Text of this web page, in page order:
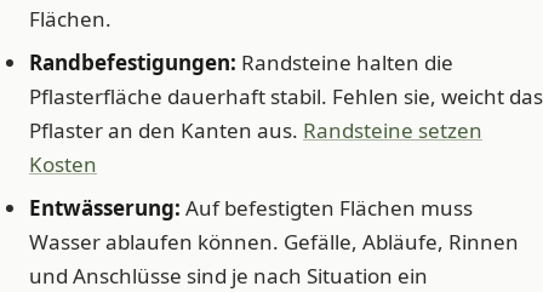
Flächen.
Randbefestigungen: Randsteine halten die
Pflasterfläche dauerhaft stabil. Fehlen sie, weicht das
Pflaster an den Kanten aus. Randsteine setzen
Kosten
Entwässerung: Auf befestigten Flächen muss
Wasser ablaufen können. Gefälle, Abläufe, Rinnen
und Anschlüsse sind je nach Situation ein